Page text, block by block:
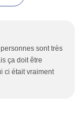
sont très
ça doit être
ci était vraiment